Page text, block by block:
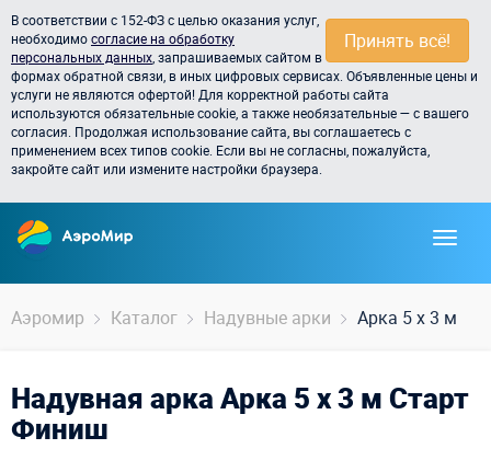
Принять всё!
В соответствии с 152-ФЗ с целью оказания услуг,
необходимосогласие на обработку
персональных данных , запрашиваемых сайтом в
формах обратной связи, в иных цифровых сервисах. Объявленные цены и
услуги не являются офертой! Для корректной работы сайта
используются обязательные cookie, а также необязательные — с вашего
согласия. Продолжая использование сайта, вы соглашаетесь с
применением всех типов cookie. Если вы не согласны, пожалуйста,
закройте сайт или измените настройки браузера.
Аэромир Каталог Надувные арки Арка 5 х 3 м
Надувная арка Арка 5 х 3 м Старт
Финиш